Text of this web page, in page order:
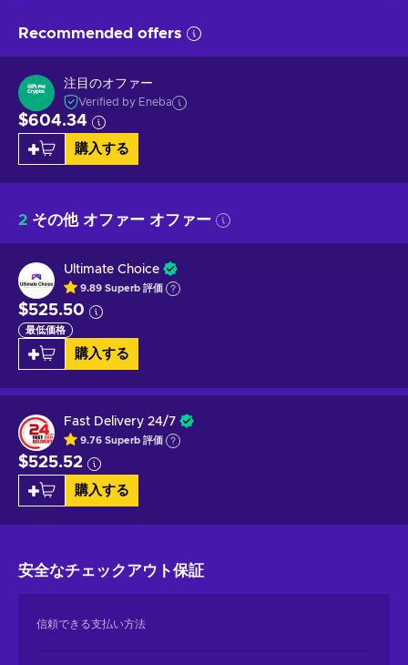
Recommended offers
注目のオファー
Verified by Eneba
$604.34
購入する
2 その他 オファー オファー
Ultimate Choice
9.89 Superb 評価
$525.50
最低価格
購入する
Fast Delivery 24/7
9.76 Superb 評価
$525.52
購入する
安全なチェックアウト保証
信頼できる支払い方法